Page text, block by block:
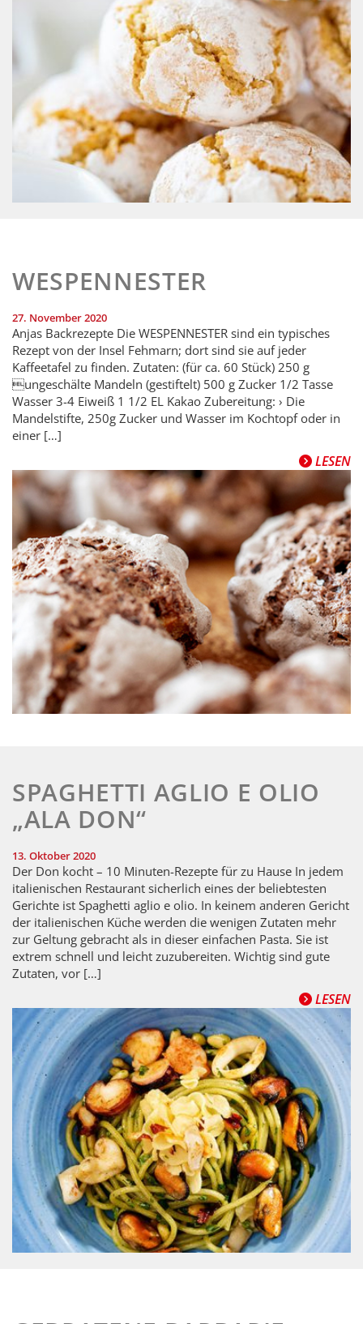
WESPENNESTER
27. November 2020
Anjas Backrezepte Die WESPENNESTER sind ein typisches
Rezept von der Insel Fehmarn; dort sind sie auf jeder
Kaffeetafel zu finden. Zutaten: (für ca. 60 Stück) 250 g
ungeschälte Mandeln (gestiftelt) 500 g Zucker 1/2 Tasse
Wasser 3-4 Eiweiß 1 1/2 EL Kakao Zubereitung: › Die
Mandelstifte, 250g Zucker und Wasser im Kochtopf oder in
einer […]
LESEN
SPAGHETTI AGLIO E OLIO
„ALA DON“
13. Oktober 2020
Der Don kocht – 10 Minuten-Rezepte für zu Hause In jedem
italienischen Restaurant sicherlich eines der beliebtesten
Gerichte ist Spaghetti aglio e olio. In keinem anderen Gericht
der italienischen Küche werden die wenigen Zutaten mehr
zur Geltung gebracht als in dieser einfachen Pasta. Sie ist
extrem schnell und leicht zuzubereiten. Wichtig sind gute
Zutaten, vor […]
LESEN